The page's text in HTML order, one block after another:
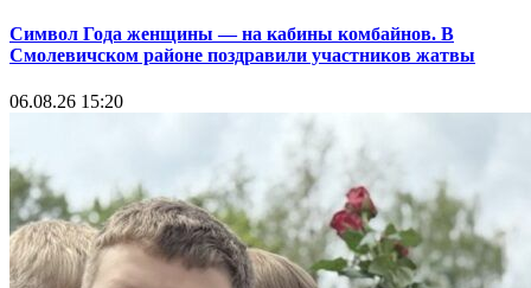
Символ Года женщины — на кабины комбайнов. В
Смолевичском районе поздравили участников жатвы
06.08.26 15:20